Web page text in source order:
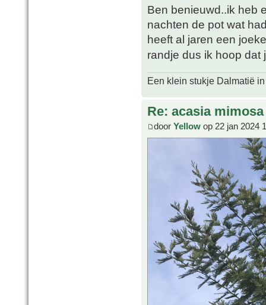
Ben benieuwd..ik heb
nachten de pot wat
heeft al jaren een
randje dus ik hoop
Een klein stukje Dalmatië
Re: acasia mimosa
door Yellow op 22 jan 2024